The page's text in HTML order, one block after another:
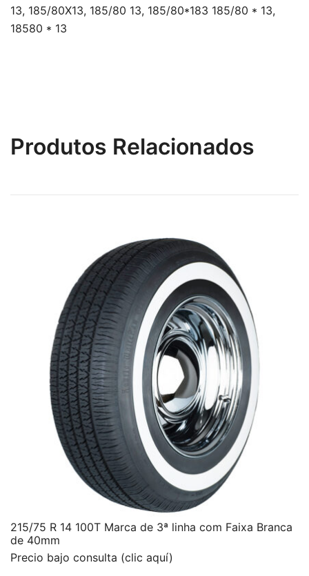
13, 185/80X13, 185/80 13, 185/80*183 185/80 * 13,
18580 * 13
Produtos Relacionados
215/75 R 14 100T Marca de 3ª linha com Faixa Branca
de 40mm
Precio bajo consulta (clic aquí)